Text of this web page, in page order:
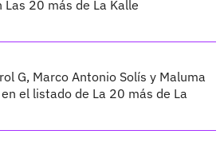
Las 20 más de La Kalle
G, Marco Antonio Solís y Maluma
el listado de La 20 más de La